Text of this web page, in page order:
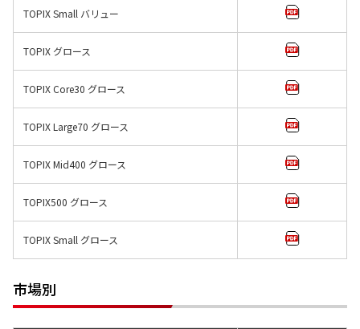
TOPIX Small バリュー
TOPIX グロース
TOPIX Core30 グロース
TOPIX Large70 グロース
TOPIX Mid400 グロース
TOPIX500 グロース
TOPIX Small グロース
市場別